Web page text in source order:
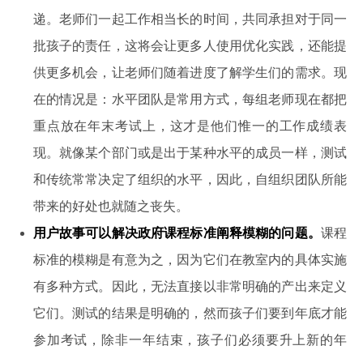
递。老师们一起工作相当长的时间，共同承担对于同一
批孩子的责任，这将会让更多人使用优化实践，还能提
供更多机会，让老师们随着进度了解学生们的需求。现
在的情况是：水平团队是常用方式，每组老师现在都把
重点放在年末考试上，这才是他们惟一的工作成绩表
现。就像某个部门或是出于某种水平的成员一样，测试
和传统常常决定了组织的水平，因此，自组织团队所能
带来的好处也就随之丧失。
用户故事可以解决政府课程标准阐释模糊的问题。 课程
标准的模糊是有意为之，因为它们在教室内的具体实施
有多种方式。因此，无法直接以非常明确的产出来定义
它们。测试的结果是明确的，然而孩子们要到年底才能
参加考试，除非一年结束，孩子们必须要升上新的年